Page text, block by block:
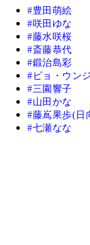
豊田萌絵
咲田ゆな
藤水咲桜
斎藤恭代
鍛治島彩
ピョ・ウンジ
三園響子
山田かな
藤嶌果歩(日
七瀬なな